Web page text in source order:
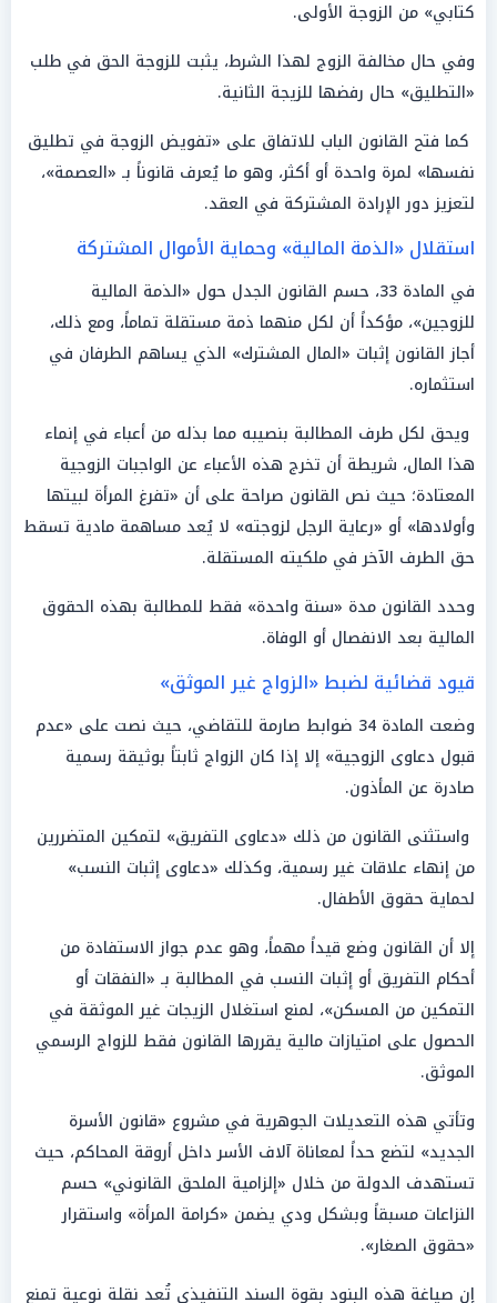
كتابي» من الزوجة الأولى.
وفي حال مخالفة الزوج لهذا الشرط، يثبت للزوجة الحق في طلب
«التطليق» حال رفضها للزيجة الثانية.
كما فتح القانون الباب للاتفاق على «تفويض الزوجة في تطليق
نفسها» لمرة واحدة أو أكثر، وهو ما يُعرف قانوناً بـ «العصمة»،
لتعزيز دور الإرادة المشتركة في العقد.
استقلال «الذمة المالية» وحماية الأموال المشتركة
في المادة 33، حسم القانون الجدل حول «الذمة المالية
للزوجين»، مؤكداً أن لكل منهما ذمة مستقلة تماماً، ومع ذلك،
أجاز القانون إثبات «المال المشترك» الذي يساهم الطرفان في
استثماره.
ويحق لكل طرف المطالبة بنصيبه مما بذله من أعباء في إنماء
هذا المال، شريطة أن تخرج هذه الأعباء عن الواجبات الزوجية
المعتادة؛ حيث نص القانون صراحة على أن «تفرغ المرأة لبيتها
وأولادها» أو «رعاية الرجل لزوجته» لا يُعد مساهمة مادية تسقط
حق الطرف الآخر في ملكيته المستقلة.
وحدد القانون مدة «سنة واحدة» فقط للمطالبة بهذه الحقوق
المالية بعد الانفصال أو الوفاة.
قيود قضائية لضبط «الزواج غير الموثق»
وضعت المادة 34 ضوابط صارمة للتقاضي، حيث نصت على «عدم
قبول دعاوى الزوجية» إلا إذا كان الزواج ثابتاً بوثيقة رسمية
صادرة عن المأذون.
واستثنى القانون من ذلك «دعاوى التفريق» لتمكين المتضررين
من إنهاء علاقات غير رسمية، وكذلك «دعاوى إثبات النسب»
لحماية حقوق الأطفال.
إلا أن القانون وضع قيداً مهماً، وهو عدم جواز الاستفادة من
أحكام التفريق أو إثبات النسب في المطالبة بـ «النفقات أو
التمكين من المسكن»، لمنع استغلال الزيجات غير الموثقة في
الحصول على امتيازات مالية يقررها القانون فقط للزواج الرسمي
الموثق.
وتأتي هذه التعديلات الجوهرية في مشروع «قانون الأسرة
الجديد» لتضع حداً لمعاناة آلاف الأسر داخل أروقة المحاكم، حيث
تستهدف الدولة من خلال «إلزامية الملحق القانوني» حسم
النزاعات مسبقاً وبشكل ودي يضمن «كرامة المرأة» واستقرار
«حقوق الصغار».
إن صياغة هذه البنود بقوة السند التنفيذي تُعد نقلة نوعية تمنع